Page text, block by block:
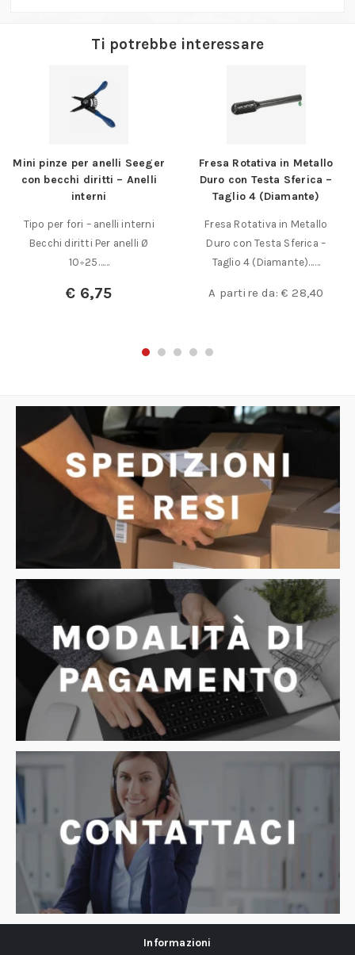
Ti potrebbe interessare
Mini pinze per anelli Seeger
con becchi diritti – Anelli
interni
Tipo per fori – anelli interni
Becchi diritti Per anelli Ø
10÷25……
€ 6,75
Fresa Rotativa in Metallo
Duro con Testa Sferica –
Taglio 4 (Diamante)
Fresa Rotativa in Metallo
Duro con Testa Sferica –
Taglio 4 (Diamante)……
A partire da: € 28,40
Informazioni